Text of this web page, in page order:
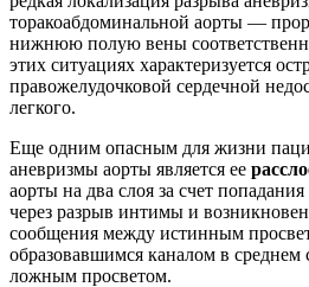
торакоабдоминальной аорты —
нижнюю полую вены
этих ситуациях характеризуется
правожелудочковой сердечной
легкого.
Еще одним опасным для жизни
аневризмы аорты является ее
аорты на два слоя за счет
через разрыв интимы и
сообщения между истинным
образовавшимся каналом в
ложным просветом.